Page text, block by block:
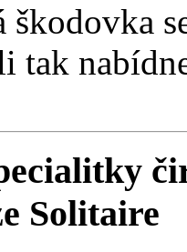
škodovka
tak
Solitaire